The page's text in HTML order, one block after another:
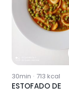
30min · 713 kcal
ESTOFADO DE